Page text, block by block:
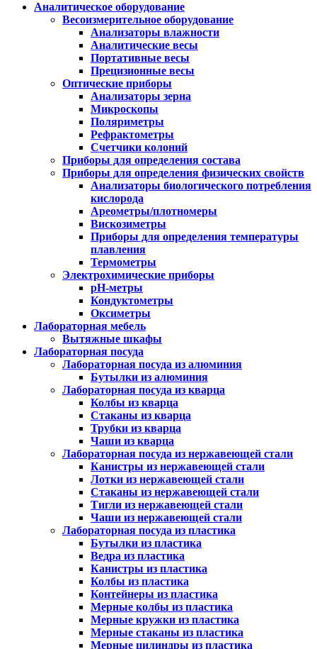
Аналитическое оборудование
Весоизмерительное оборудование
Анализаторы влажности
Аналитические весы
Портативные весы
Прецизионные весы
Оптические приборы
Анализаторы зерна
Микроскопы
Поляриметры
Рефрактометры
Счетчики колоний
Приборы для определения состава
Приборы для определения физических свойств
Анализаторы биологического потребления
кислорода
Ареометры/плотномеры
Вискозиметры
Приборы для определения температуры
плавления
Термометры
Электрохимические приборы
pH-метры
Кондуктометры
Оксиметры
Лабораторная мебель
Вытяжные шкафы
Лабораторная посуда
Лабораторная посуда из алюминия
Бутылки из алюминия
Лабораторная посуда из кварца
Колбы из кварца
Стаканы из кварца
Трубки из кварца
Чаши из кварца
Лабораторная посуда из нержавеющей стали
Канистры из нержавеющей стали
Лотки из нержавеющей стали
Стаканы из нержавеющей стали
Тигли из нержавеющей стали
Чаши из нержавеющей стали
Лабораторная посуда из пластика
Бутылки из пластика
Ведра из пластика
Канистры из пластика
Колбы из пластика
Контейнеры из пластика
Мерные колбы из пластика
Мерные кружки из пластика
Мерные стаканы из пластика
Мерные цилиндры из пластика